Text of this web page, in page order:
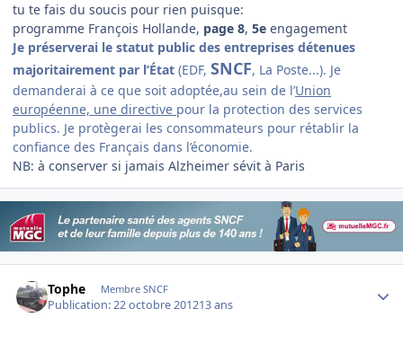
tu te fais du soucis pour rien puisque:
programme François Hollande, page 8, 5e engagement
Je préserverai le statut public des entreprises détenues
majoritairement par l’État (EDF, SNCF, La Poste...). Je
demanderai à ce que soit adoptée,au sein de l’Union
européenne, une directive pour la protection des services
publics. Je protègerai les consommateurs pour rétablir la
confiance des Français dans l’économie.
NB: à conserver si jamais Alzheimer sévit à Paris
Tophe Membre SNCF
Publication:22 octobre 201213 ans